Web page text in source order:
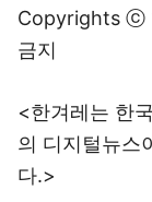
Copyrights ⓒ
금지
<한겨레는 한
의 디지털뉴스
다.>